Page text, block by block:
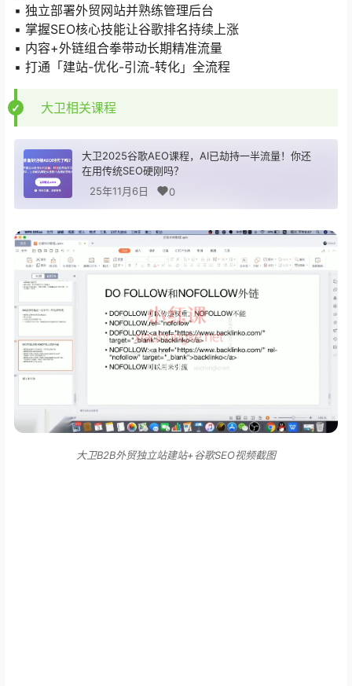
▪️ 独立部署外贸网站并熟练管理后台
▪️ 掌握SEO核心技能让谷歌排名持续上涨
▪️ 内容+外链组合拳带动长期精准流量
▪️ 打通「建站-优化-引流-转化」全流程
大卫相关课程
大卫2025谷歌AEO课程，AI已劫持一半流量！你还
在用传统SEO硬刚吗？​
25年11月6日
0
大卫B2B外贸独立站建站+谷歌SEO视频截图